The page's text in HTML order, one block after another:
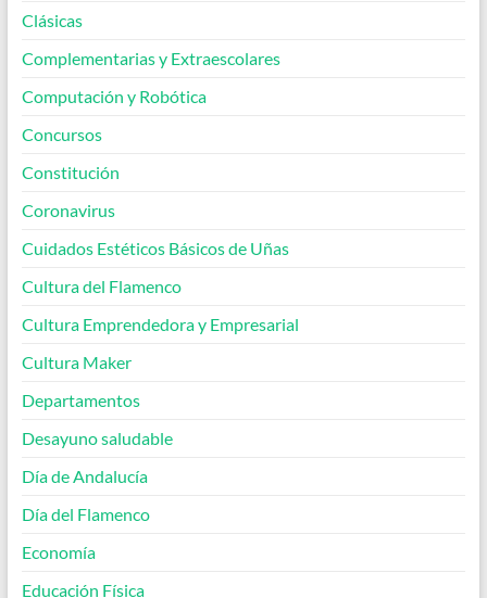
Clásicas
Complementarias y Extraescolares
Computación y Robótica
Concursos
Constitución
Coronavirus
Cuidados Estéticos Básicos de Uñas
Cultura del Flamenco
Cultura Emprendedora y Empresarial
Cultura Maker
Departamentos
Desayuno saludable
Día de Andalucía
Día del Flamenco
Economía
Educación Física